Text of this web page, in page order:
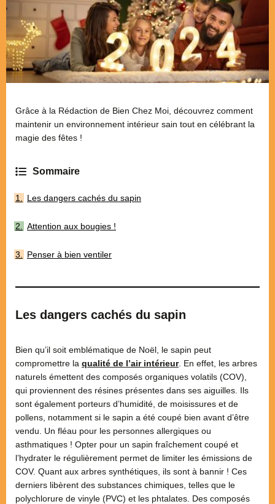
Grâce à la Rédaction de Bien Chez Moi, découvrez comment
maintenir un environnement intérieur sain tout en célébrant la
magie des fêtes !
Les dangers cachés du sapin
Attention aux bougies !
Penser à bien ventiler
Les dangers cachés du sapin
Bien qu’il soit emblématique de Noël, le sapin peut
compromettre la qualité de l’air intérieur. En effet, les arbres
naturels émettent des composés organiques volatils (COV),
qui proviennent des résines présentes dans ses aiguilles. Ils
sont également porteurs d’humidité, de moisissures et de
pollens, notamment si le sapin a été coupé bien avant d’être
vendu. Un fléau pour les personnes allergiques ou
asthmatiques ! Opter pour un sapin fraîchement coupé et
l’hydrater le régulièrement permet de limiter les émissions de
COV. Quant aux arbres synthétiques, ils sont à bannir ! Ces
derniers libèrent des substances chimiques, telles que le
polychlorure de vinyle (PVC) et les phtalates. Des composés